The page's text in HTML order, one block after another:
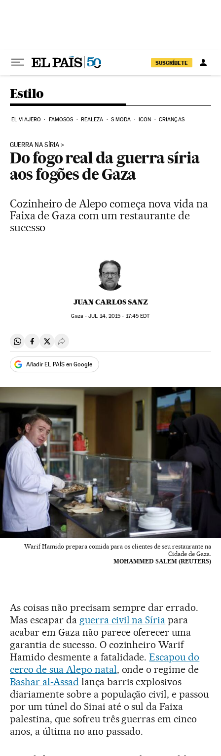
SUSCRÍBETE
Estilo
EL VIAJERO FAMOSOS REALEZA S MODA ICON CRIANÇAS
GUERRA NA SÍRIA
Do fogo real da guerra síria
aos fogões de Gaza
Cozinheiro de Alepo começa nova vida na
Faixa de Gaza com um restaurante de
sucesso
JUAN CARLOS SANZ
Gaza -JUL 14, 2015 - 17:45 EDT
Compartir en Whatsapp
Compartir en Facebook
Compartir en Twitter
Desplegar Redes Sociales
Añadir EL PAÍS en Google
Warif Hamido prepara comida para os clientes de seu restaurante na
Cidade de Gaza.
MOHAMMED SALEM (REUTERS)
As coisas não precisam sempre dar errado.
Mas escapar da guerra civil na Síria para
acabar em Gaza não parece oferecer uma
garantia de sucesso. O cozinheiro Warif
Hamido desmente a fatalidade.Escapou do
cerco de sua Alepo natal, onde o regime de
Bashar al-Assad lança barris explosivos
diariamente sobre a população civil, e passou
por um túnel do Sinai até o sul da Faixa
palestina, que sofreu três guerras em cinco
anos, a última no ano passado.